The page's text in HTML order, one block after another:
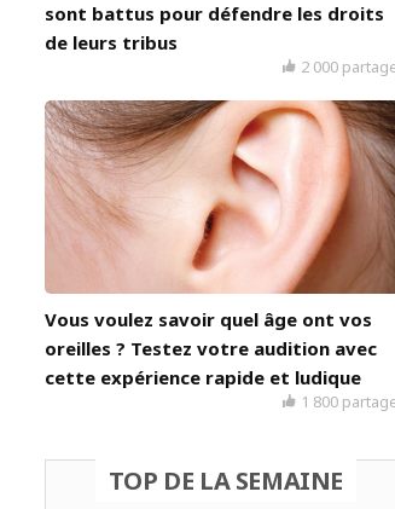
sont battus pour défendre les droits
de leurs tribus
2 000
Vous voulez savoir quel âge ont vos
oreilles ? Testez votre audition avec
cette expérience rapide et ludique
1 800
TOP DE LA SEMAINE